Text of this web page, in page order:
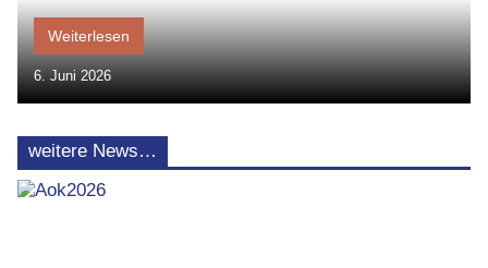
Weiterlesen
6. Juni 2026
weitere News…